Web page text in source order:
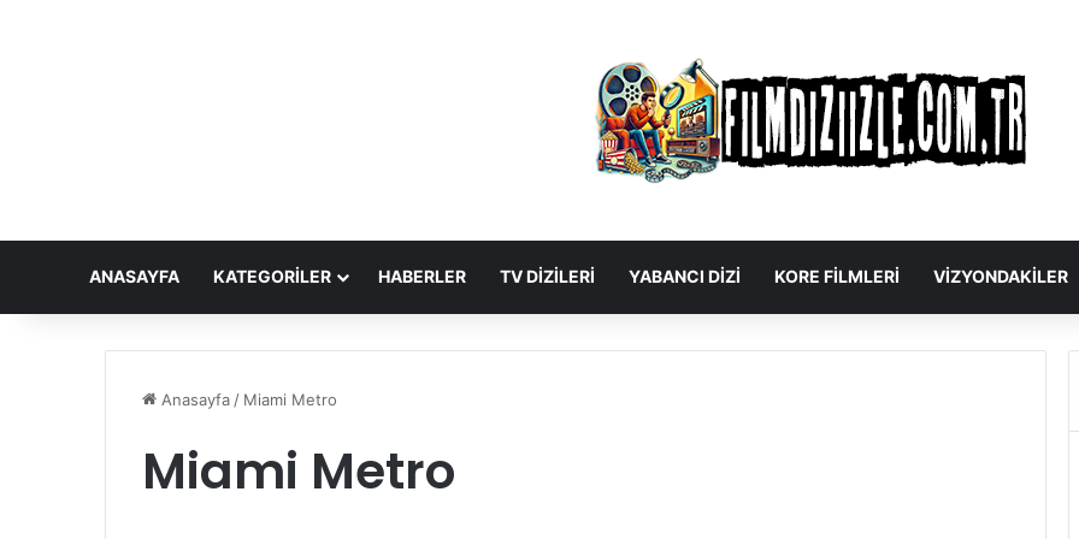
ANASAYFA KATEGORILER HABERLER TV DIZILERI YABANCI DIZI KORE FILMLERI VIZYONDAKILER
Anasayfa / Miami Metro
Miami Metro